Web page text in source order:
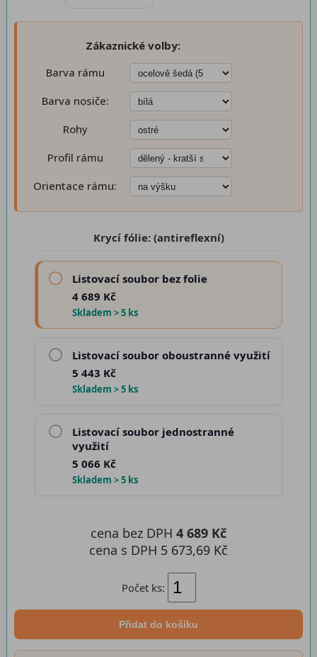
Zákaznické volby:
Barva rámu
Barva nosiče:
Rohy
Profil rámu
Orientace rámu:
Krycí fólie: (antireflexní)
Listovací soubor bez folie
4 689 Kč
Skladem > 5 ks
Listovací soubor oboustranné využití
5 443 Kč
Skladem > 5 ks
Listovací soubor jednostranné
využití
5 066 Kč
Skladem > 5 ks
Počet ks:
Přidat do košíku
cena bez DPH 4 689 Kč
cena s DPH 5 673,69 Kč